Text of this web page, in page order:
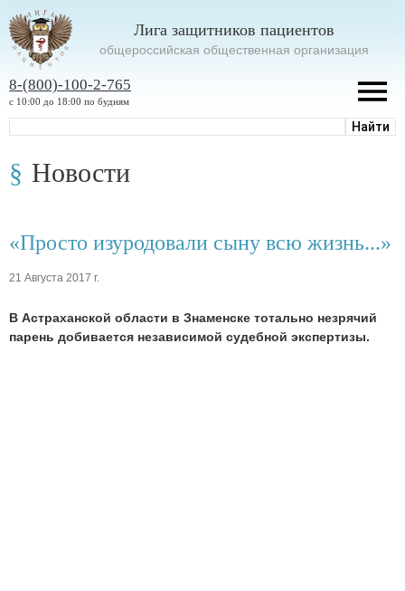
Лига защитников пациентов
oбщероссийская общественная организация
8-(800)-100-2-765
с 10:00 до 18:00 по будням
Новости
«Просто изуродовали сыну всю жизнь...»
21 Августа 2017 г.
В Астраханской области в Знаменске тотально незрячий
парень добивается независимой судебной экспертизы.